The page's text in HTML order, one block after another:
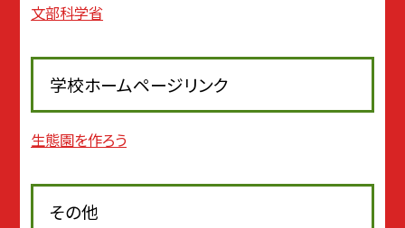
文部科学省
学校ホームページリンク
生態園を作ろう
その他